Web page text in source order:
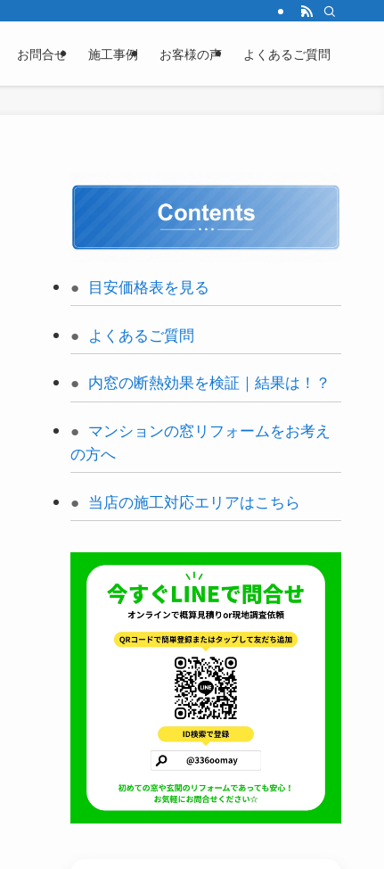
お問合せ 施工事例 お客様の声 よくあるご質問
目安価格表を見る
よくあるご質問
内窓の断熱効果を検証｜結果は！？
マンションの窓リフォームをお考え
の方へ
当店の施工対応エリアはこちら